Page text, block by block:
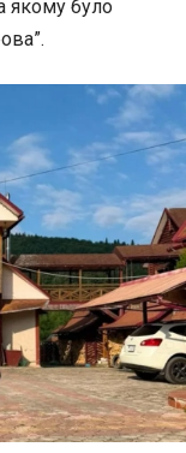
якому було